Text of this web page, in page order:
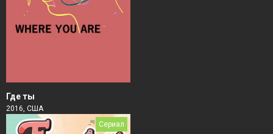
Где ты
2016, США
Сериал